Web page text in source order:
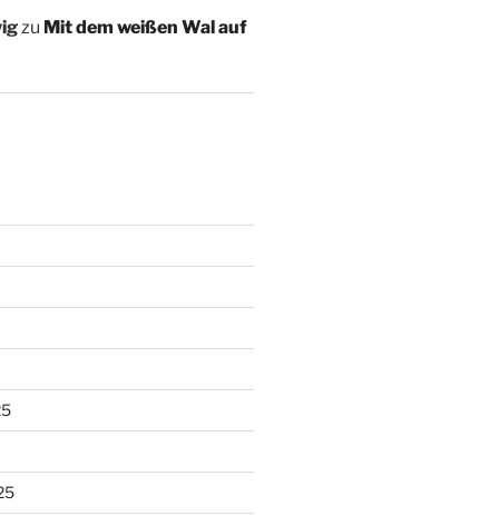
zu Mit dem weißen Wal auf